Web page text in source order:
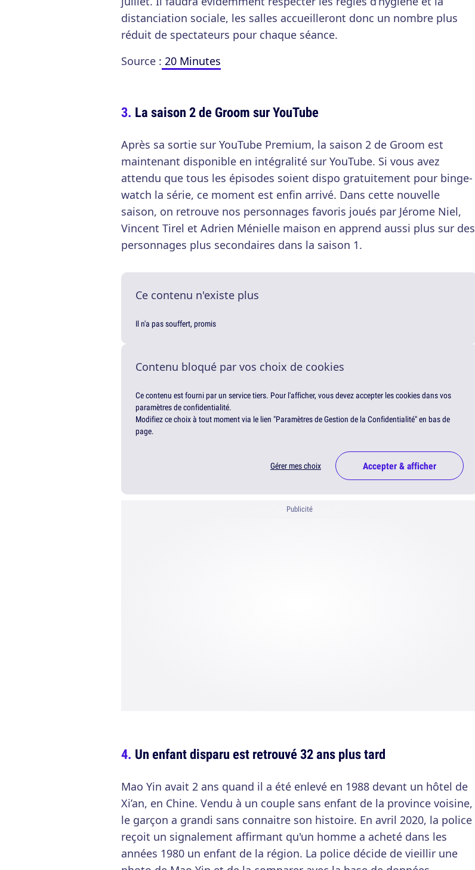
distanciation sociale, les salles accueilleront donc un nombre plus
réduit de spectateurs pour chaque séance.
Source : 20 Minutes
La saison 2 de Groom sur YouTube
Après sa sortie sur YouTube Premium, la saison 2 de Groom est
maintenant disponible en intégralité sur YouTube. Si vous avez
attendu que tous les épisodes soient dispo gratuitement pour binge-
watch la série, ce moment est enfin arrivé. Dans cette nouvelle
saison, on retrouve nos personnages favoris joués par Jérome Niel,
Vincent Tirel et Adrien Ménielle maison en apprend aussi plus sur des
personnages plus secondaires dans la saison 1.
Ce contenu n'existe plus
Il n'a pas souffert, promis
Contenu bloqué par vos choix de cookies
Ce contenu est fourni par un service tiers. Pour l'afficher, vous devez accepter les cookies dans vos
paramètres de confidentialité.
Modifiez ce choix à tout moment via le lien "Paramètres de Gestion de la Confidentialité" en bas de
page.
Gérer mes choix Accepter & afficher
Publicité
Un enfant disparu est retrouvé 32 ans plus tard
Mao Yin avait 2 ans quand il a été enlevé en 1988 devant un hôtel de
Xi’an, en Chine. Vendu à un couple sans enfant de la province voisine,
le garçon a grandi sans connaitre son histoire. En avril 2020, la police
reçoit un signalement affirmant qu'un homme a acheté dans les
années 1980 un enfant de la région. La police décide de vieillir une